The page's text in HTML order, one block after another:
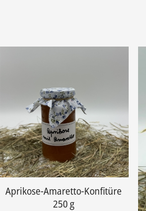
Aprikose-Amaretto-Konfitüre
250 g